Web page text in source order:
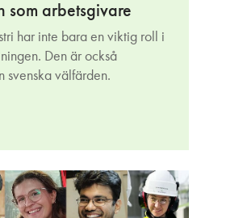
som arbetsgivare
har inte bara en viktig roll i
Den är också
svenska välfärden.